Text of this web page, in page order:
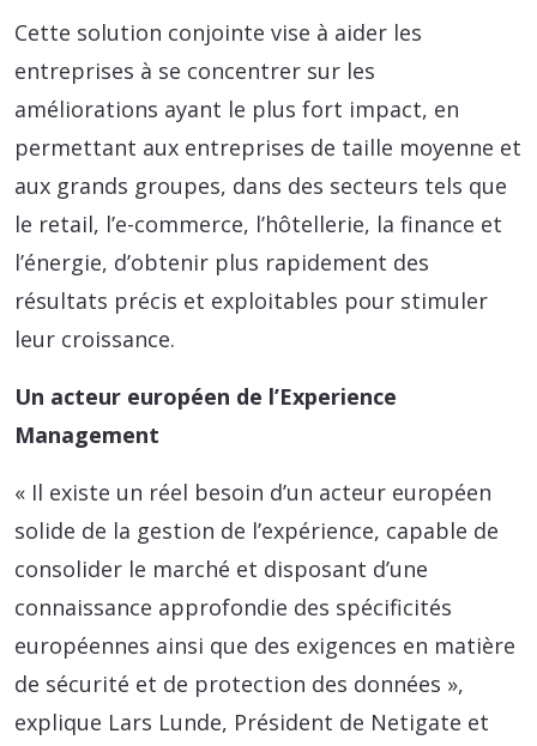
Cette solution conjointe vise à aider les
entreprises à se concentrer sur les
améliorations ayant le plus fort impact, en
permettant aux entreprises de taille moyenne et
aux grands groupes, dans des secteurs tels que
le retail, l’e-commerce, l’hôtellerie, la finance et
l’énergie, d’obtenir plus rapidement des
résultats précis et exploitables pour stimuler
leur croissance.
Un acteur européen de l’Experience
Management
« Il existe un réel besoin d’un acteur européen
solide de la gestion de l’expérience, capable de
consolider le marché et disposant d’une
connaissance approfondie des spécificités
européennes ainsi que des exigences en matière
de sécurité et de protection des données »,
explique Lars Lunde, Président de Netigate et